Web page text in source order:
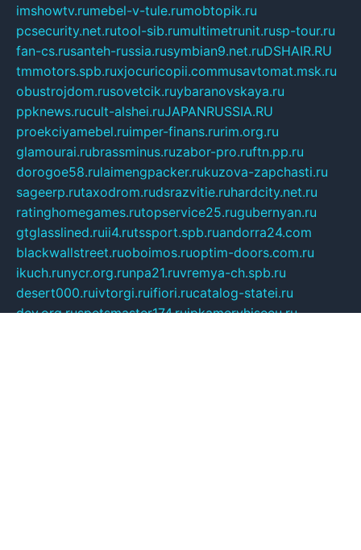
imshowtv.rumebel-v-tule.rumobtopik.ru
pcsecurity.net.rutool-sib.rumultimetrunit.rusp-tour.ru
fan-cs.rusanteh-russia.rusymbian9.net.ruDSHAIR.RU
tmmotors.spb.ruxjocuricopii.commusavtomat.msk.ru
obustrojdom.rusovetcik.ruybaranovskaya.ru
ppknews.rucult-alshei.ruJAPANRUSSIA.RU
proekciyamebel.ruimper-finans.rurim.org.ru
glamourai.rubrassminus.ruzabor-pro.ruftn.pp.ru
dorogoe58.rulaimengpacker.rukuzova-zapchasti.ru
sageerp.rutaxodrom.rudsrazvitie.ruhardcity.net.ru
ratinghomegames.rutopservice25.rugubernyan.ru
gtglasslined.ruii4.rutssport.spb.ruandorra24.com
blackwallstreet.ruoboimos.ruoptim-doors.com.ru
ikuch.runycr.org.runpa21.ruvremya-ch.spb.ru
desert000.ruivtorgi.ruifiori.rucatalog-statei.ru
dcv.org.ruspetsmaster174.ruipkameryhiseeu.ru